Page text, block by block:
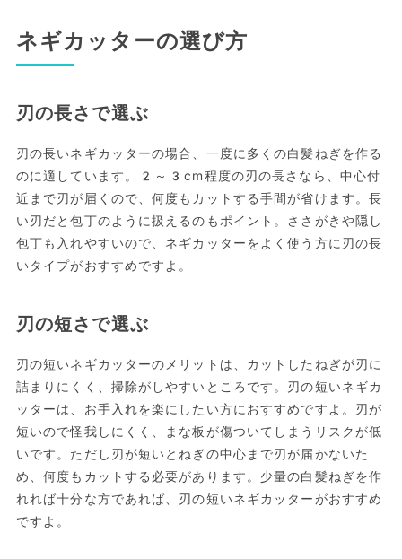
ネギカッターの選び方
刃の長さで選ぶ
刃の長いネギカッターの場合、一度に多くの白髪ねぎを作る
のに適しています。2～3cm程度の刃の長さなら、中心付
近まで刃が届くので、何度もカットする手間が省けます。長
い刃だと包丁のように扱えるのもポイント。ささがきや隠し
包丁も入れやすいので、ネギカッターをよく使う方に刃の長
いタイプがおすすめですよ。
刃の短さで選ぶ
刃の短いネギカッターのメリットは、カットしたねぎが刃に
詰まりにくく、掃除がしやすいところです。刃の短いネギカ
ッターは、お手入れを楽にしたい方におすすめですよ。刃が
短いので怪我しにくく、まな板が傷ついてしまうリスクが低
いです。ただし刃が短いとねぎの中心まで刃が届かないた
め、何度もカットする必要があります。少量の白髪ねぎを作
れれば十分な方であれば、刃の短いネギカッターがおすすめ
ですよ。